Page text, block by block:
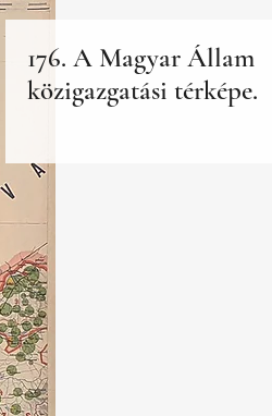
176. A Magyar Állam
közigazgatási térképe.